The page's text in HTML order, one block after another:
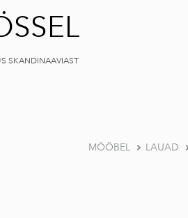
SKANDINAAVIAST
MÖÖBEL LAUAD